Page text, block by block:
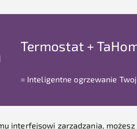
Termostat +
= Inteligentne ogrzewanie
interfejsowi zarządzania,